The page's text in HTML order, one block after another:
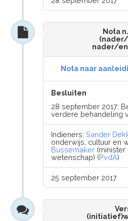
Nota
nader/
Nota naar
Besluiten
28 september 2017:
verdere behandeling
Indieners:Sander
onderwijs, cultuur en
Bussemaker (minister
wetenschap) (PvdA)
25 september 2017